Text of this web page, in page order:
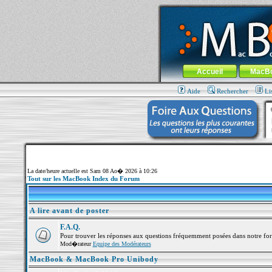
MacBook-fr.com : 100% Apple... 100%
Aller au contenu-Aller au menu
Menu général
Accueil
Aide Rechercher
La date/heure actuelle est Sam 08 Ao� 2026 à 10:26
Tout sur les MacBook Index du Forum
A lire avant de poster
F.A.Q.
Pour trouver les réponses aux questions fréquemment posées dans notre
Mod�rateurEquipe des Modérateurs
MacBook & MacBook Pro Unibody